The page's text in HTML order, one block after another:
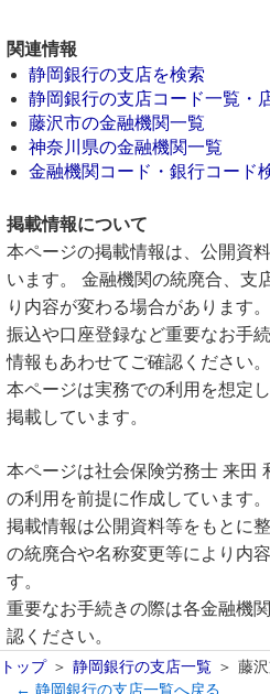
関連情報
静岡銀行の支店を検索
静岡銀行の支店コード一覧・
藤沢市の金融機関一覧
神奈川県の金融機関一覧
金融機関コード・銀行コード
掲載情報について
本ページの掲載情報は、公開資
います。 金融機関の統廃合、支
り内容が変わる場合があります。
振込や口座登録など重要なお手
情報もあわせてご確認ください。
本ページは実務での利用を想定
掲載しています。
本ページは社会保険労務士 来田
の利用を前提に作成しています。
掲載情報は公開資料等をもとに
の統廃合や名称変更等により内
す。
重要なお手続きの際は各金融機
認ください。
トップ 静岡銀行の支店一覧
藤
← 静岡銀行の支店一覧へ戻る